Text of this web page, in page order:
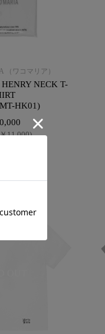
（ワコマリア）
NECK T-
HK01)
11,000)